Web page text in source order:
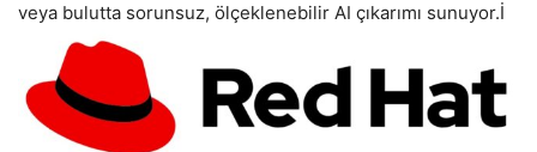
veya bulutta sorunsuz, ölçeklenebilir AI çıkarımı sunuyor.İ